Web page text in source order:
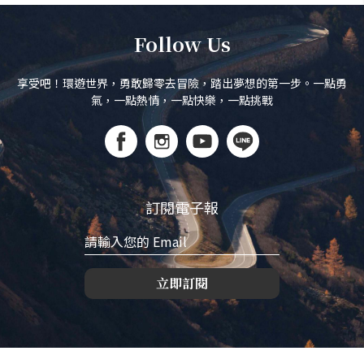
Follow Us
享受吧！環遊世界，勇敢歸零去冒險，踏出夢想的第一步。一點勇
氣，一點熱情，一點快樂，一點挑戰
訂閱電子報
立即訂閱